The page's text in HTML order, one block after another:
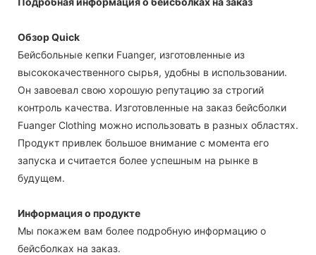
Обзор Quick
Бейсбольные кепки Fuanger, изготовленные из
высококачественного сырья, удобны в использовании.
Он завоевал свою хорошую репутацию за строгий
контроль качества. Изготовленные на заказ бейсболки
Fuanger Clothing можно использовать в разных областях.
Продукт привлек большое внимание с момента его
запуска и считается более успешным на рынке в
будущем.
Информация о продукте
Мы покажем вам более подробную информацию о
бейсболках на заказ.